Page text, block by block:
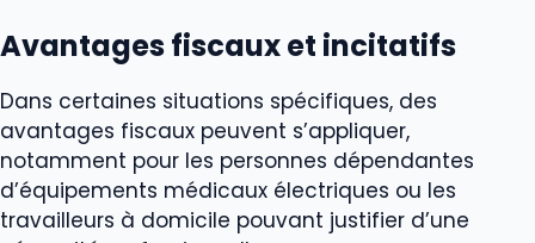
Avantages fiscaux et incitatifs
Dans certaines situations spécifiques, des
avantages fiscaux peuvent s’appliquer,
notamment pour les personnes dépendantes
d’équipements médicaux électriques ou les
travailleurs à domicile pouvant justifier d’une